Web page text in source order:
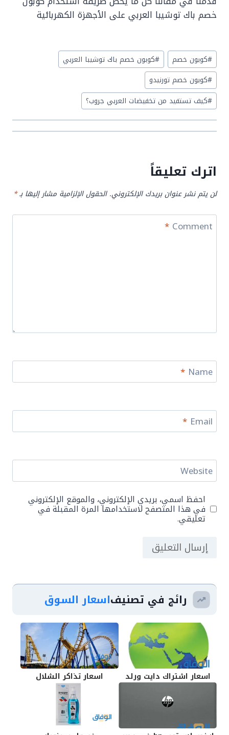
خصم باك توشيبا العربي على الأجهزة الكهربائية
Post
Tags:
#كوبون خصم #كوبون خصم باك توشيبا العربي
#كوبون خصم تورنيدو
#كيف تستفيد من تخفيضات العربي جروب؟
اترك تعليقاً
لن يتم نشر عنوان بريدك الإلكتروني. الحقول الإلزامية مشار إليها بـ*
Comment
*
Name
*
Email
*
Website
احفظ اسمي، بريدي الإلكتروني، والموقع الإلكتروني
في هذا المتصفح لاستخدامها المرة المقبلة في
تعليقي.
رائج في تصنيفاسعار السوق
اسعار اشتراك دايت ورلد اسعار تذاكر الشلال